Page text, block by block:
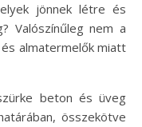
jönnek létre és
Valószínűleg nem a
almatermelők miatt
beton és üveg
összekötve